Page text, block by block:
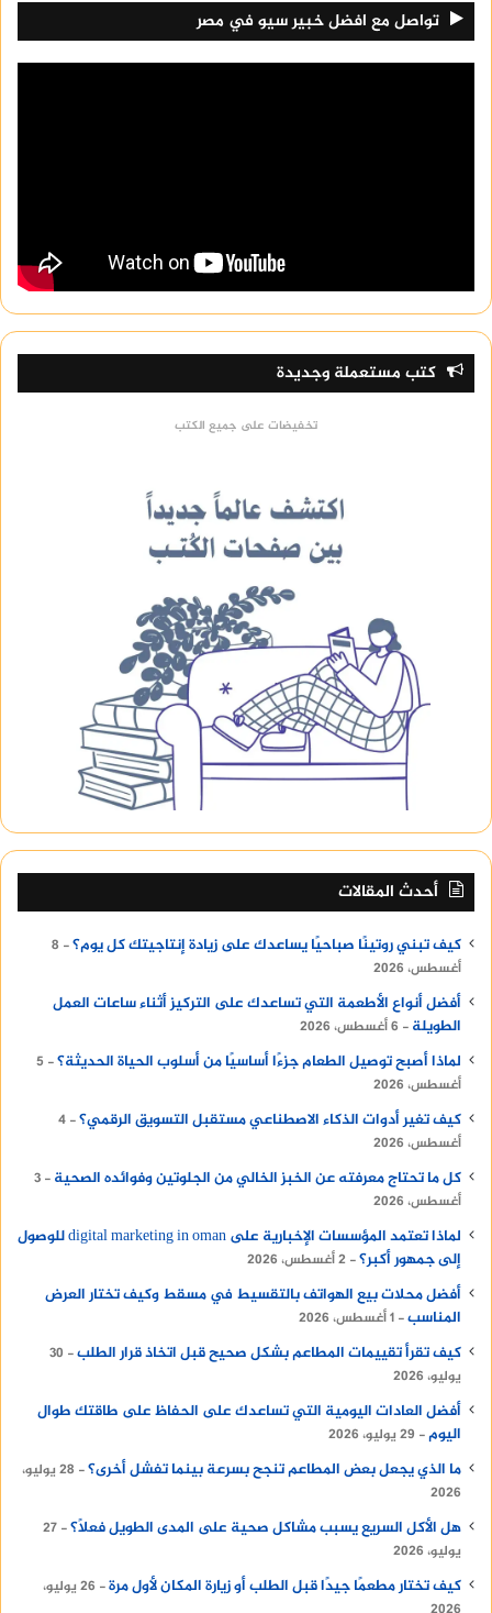
تواصل مع افضل خبير سيو في مصر
كتب مستعملة وجديدة
تخفيضات على جميع الكتب
أحدث المقالات
كيف تبني روتينًا صباحيًا يساعدك على زيادة إنتاجيتك كل يوم؟
8
أغسطس، 2026
أفضل أنواع الأطعمة التي تساعدك على التركيز أثناء ساعات العمل
الطويلة
6 أغسطس، 2026
لماذا أصبح توصيل الطعام جزءًا أساسيًا من أسلوب الحياة الحديثة؟
5
أغسطس، 2026
كيف تغير أدوات الذكاء الاصطناعي مستقبل التسويق الرقمي؟ 4
أغسطس، 2026
كل ما تحتاج معرفته عن الخبز الخالي من الجلوتين وفوائده الصحية
3
أغسطس، 2026
لماذا تعتمد المؤسسات الإخبارية على digital marketing in oman للوصول
إلى جمهور أكبر؟ 2 أغسطس، 2026
أفضل محلات بيع الهواتف بالتقسيط في مسقط وكيف تختار العرض
المناسب 1 أغسطس، 2026
كيف تقرأ تقييمات المطاعم بشكل صحيح قبل اتخاذ قرار الطلب
30
يوليو، 2026
أفضل العادات اليومية التي تساعدك على الحفاظ على طاقتك طوال
اليوم
29 يوليو، 2026
ما الذي يجعل بعض المطاعم تنجح بسرعة بينما تفشل أخرى؟
28 يوليو،
2026
هل الأكل السريع يسبب مشاكل صحية على المدى الطويل فعلًا؟ 27
يوليو، 2026
كيف تختار مطعمًا جيدًا قبل الطلب أو زيارة المكان لأول مرة
26 يوليو،